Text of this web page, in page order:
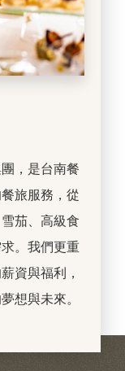
，是台南餐
旅服務，從
茄、高級食
。我們更重
資與福利，
想與未來。